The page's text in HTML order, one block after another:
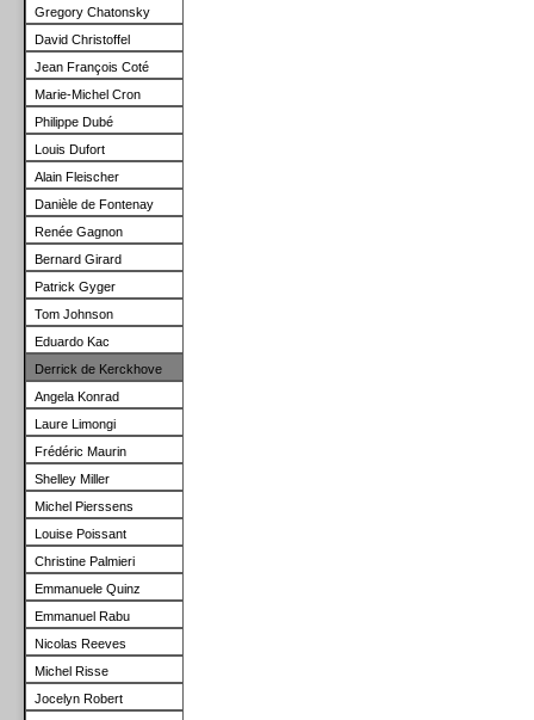
Gregory Chatonsky
David Christoffel
Jean François Coté
Marie-Michel Cron
Philippe Dubé
Louis Dufort
Alain Fleischer
Danièle de Fontenay
Renée Gagnon
Bernard Girard
Patrick Gyger
Tom Johnson
Eduardo Kac
Derrick de Kerckhove
Angela Konrad
Laure Limongi
Frédéric Maurin
Shelley Miller
Michel Pierssens
Louise Poissant
Christine Palmieri
Emmanuele Quinz
Emmanuel Rabu
Nicolas Reeves
Michel Risse
Jocelyn Robert